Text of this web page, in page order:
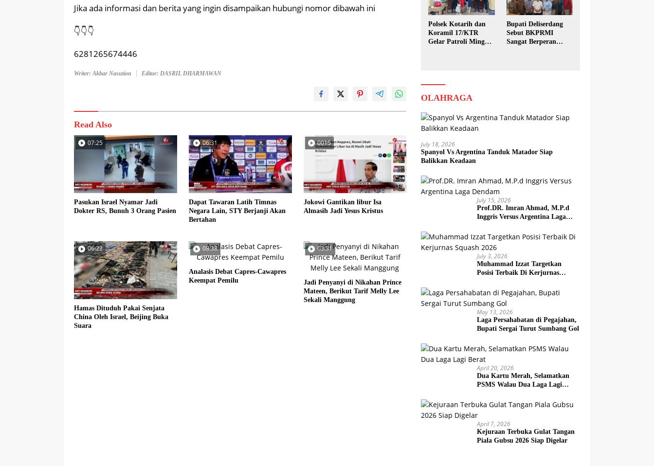
Jika ada informasi dan berita yang ingin disampaikan hubungi nomor dibawah ini
👇👇👇
6281265674446
Writer: Akbar Nasution Editor: DASRIL DHARMAWAN
Read Also
07:25
Pasukan Israel Nyamar Jadi
Dokter RS, Bunuh 3 Orang Pasien
06:31
Dapat Tawaran Latih Timnas
Negara Lain, STY Berjanji Akan
Bertahan
0015
Jokowi Gantikan libur Isa
Almasih Jadi Yesus Kristus
06:22
Hamas Dituduh Pakai Senjata
China Oleh Israel, Beijing Buka
Suara
08:38
Analasis Debat Capres-Cawapres
Keempat Pemilu
03:31
Jadi Penyanyi di Nikahan Prince
Mateen, Berikut Tarif Melly Lee
Sekali Manggung
Polsek Kotarih dan
Koramil 17/KTR
Gelar Patroli Minggu
Bupati Deliserdang
Sebut BKPRMI
Sangat Berperan
OLAHRAGA
July 18, 2026
Spanyol Vs Argentina Tanduk Matador Siap
Balikkan Keadaan
July 15, 2026
Prof.DR. Imran Ahmad, M.P.d
Inggris Versus Argentina Laga
July 3, 2026
Muhammad Izzat Targetkan
Posisi Terbaik Di Kerjurnas
May 13, 2026
Laga Persahabatan di Pegajahan,
Bupati Sergai Turut Sumbang Gol
April 20, 2026
Dua Kartu Merah, Selamatkan
PSMS Walau Dua Laga Lagi
April 7, 2026
Kejuraan Terbuka Gulat Tangan
Piala Gubsu 2026 Siap Digelar